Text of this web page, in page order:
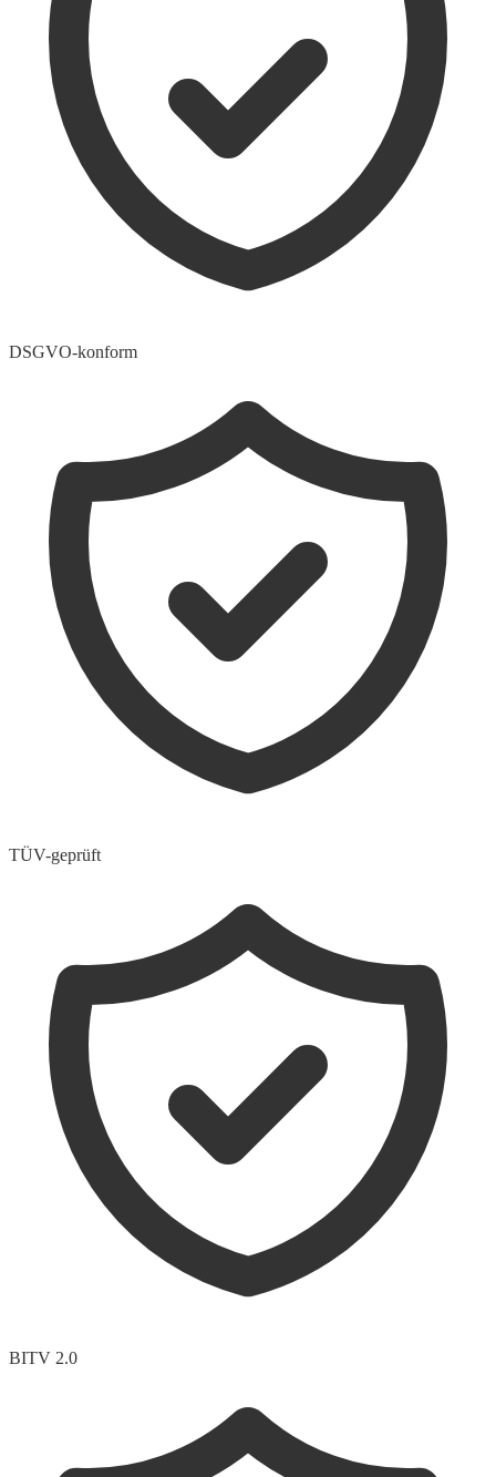
DSGVO-konform
TÜV-geprüft
BITV 2.0